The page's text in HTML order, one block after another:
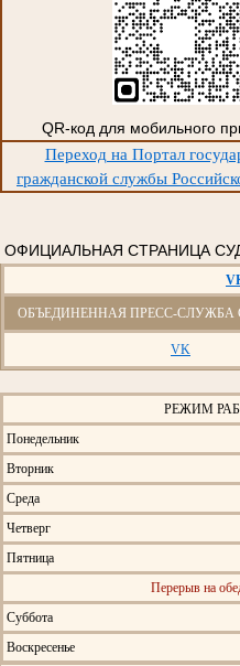
QR-код для мобильного
Переход на Портал
гражданской службы
ОФИЦИАЛЬНАЯ СТРАНИЦА
ОБЪЕДИНЕННАЯ ПРЕСС-
VK
РЕЖИМ
Понедельник
Вторник
Среда
Четверг
Пятница
Перерыв на
Суббота
Воскресенье